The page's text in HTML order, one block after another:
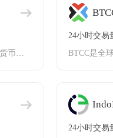
24小时交易
24小时交易